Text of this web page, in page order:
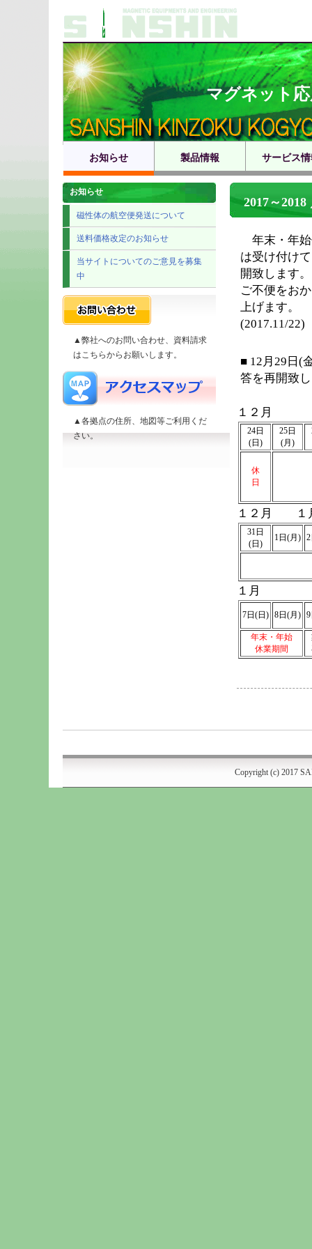
マグネット
お知らせ 製品情報 サービス
お知らせ
磁性体の航空便発送について
送料価格改定のお知らせ
当サイトについてのご意見を募集
中
▲弊社へのお問い合わせ、資料請求
はこちらからお願いします。
▲各拠点の住所、地図等ご利用くだ
さい。
2017～
年末・年始
は受け付け
開致します。
ご不便をお
上げます。
(2017.11/22)
■ 12月29日(
答を再開致
１２月
24日
(日)
25日
(月)
休
日
１２月 １
31日
(日)
1日(月)
１月
7日(日) 8日(月)
年末・年始
休業期間
Copyright (c) 2017